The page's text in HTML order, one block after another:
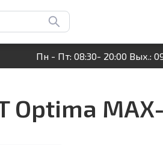
сайте
Пн - Пт: 08:30- 20:00 Вых.:
Optima